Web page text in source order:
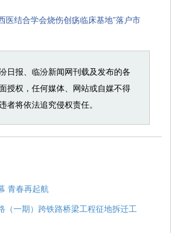
医结合学会烧伤创疡临床基地”落户市
日报、临汾新闻网刊载及发布的各
授权，任何媒体、网站或自媒不得
者将依法追究侵权责任。
青春再起航
（一期）跨铁路桥梁工程征地拆迁工